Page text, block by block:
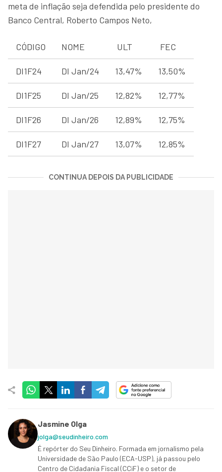
meta de inflação seja defendida pelo presidente do
Banco Central, Roberto Campos Neto,
CÓDIGO NOME ULT FEC
DI1F24 DI Jan/24 13,47% 13,50%
DI1F25 DI Jan/25 12,82% 12,77%
DI1F26 DI Jan/26 12,89% 12,75%
DI1F27 DI Jan/27 13,07% 12,85%
CONTINUA DEPOIS DA PUBLICIDADE
Jasmine Olga
jolga@seudinheiro.com
É repórter do Seu Dinheiro. Formada em jornalismo pela
Universidade de São Paulo (ECA-USP), já passou pelo
Centro de Cidadania Fiscal (CCiF) e o setor de